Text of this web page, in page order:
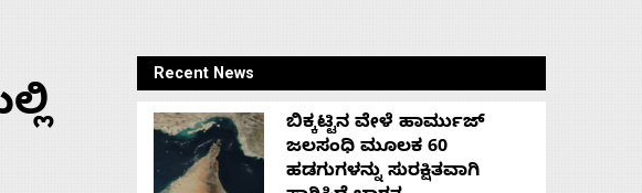
Recent News
ಬಿಕ್ಕಟ್ಟಿನ ವೇಳೆ ಹಾರ್ಮುಜ್
ಜಲಸಂಧಿ ಮೂಲಕ 60
ಹಡಗುಗಳನ್ನು ಸುರಕ್ಷಿತವಾಗಿ